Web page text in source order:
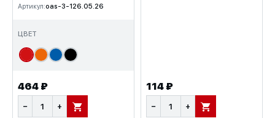
Артикул:oas-3-126.05.26
ЦВЕТ
464 ₽
− + В КОРЗИНУ
114 ₽
− + В КОРЗИНУ